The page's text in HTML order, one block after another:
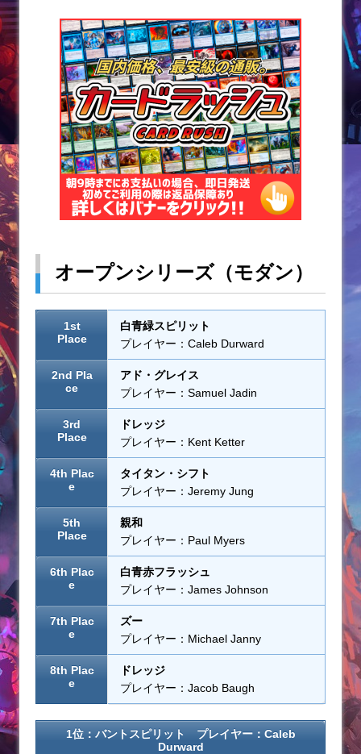
オープンシリーズ（モダン）
1st
Place
白青緑スピリット
プレイヤー：Caleb Durward
2nd Pla
ce
アド・グレイス
プレイヤー：Samuel Jadin
3rd
Place
ドレッジ
プレイヤー：Kent Ketter
4th Plac
e
タイタン・シフト
プレイヤー：Jeremy Jung
5th
Place
親和
プレイヤー：Paul Myers
6th Plac
e
白青赤フラッシュ
プレイヤー：James Johnson
7th Plac
e
ズー
プレイヤー：Michael Janny
8th Plac
e
ドレッジ
プレイヤー：Jacob Baugh
1位：バントスピリット プレイヤー：Caleb
Durward